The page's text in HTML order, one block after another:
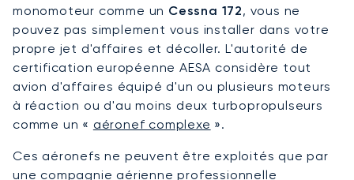
monomoteur comme un Cessna 172, vous ne
pouvez pas simplement vous installer dans votre
propre jet d'affaires et décoller. L'autorité de
certification européenne AESA considère tout
avion d'affaires équipé d'un ou plusieurs moteurs
à réaction ou d'au moins deux turbopropulseurs
comme un « aéronef complexe ».
Ces aéronefs ne peuvent être exploités que par
une compagnie aérienne professionnelle